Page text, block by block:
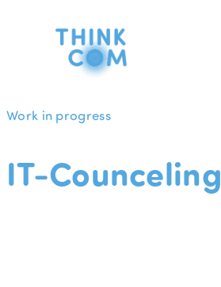
Work in progress
IT-Counceling